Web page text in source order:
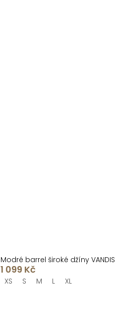
Modré barrel široké džíny VANDIS
1 099 Kč
XS S M L XL